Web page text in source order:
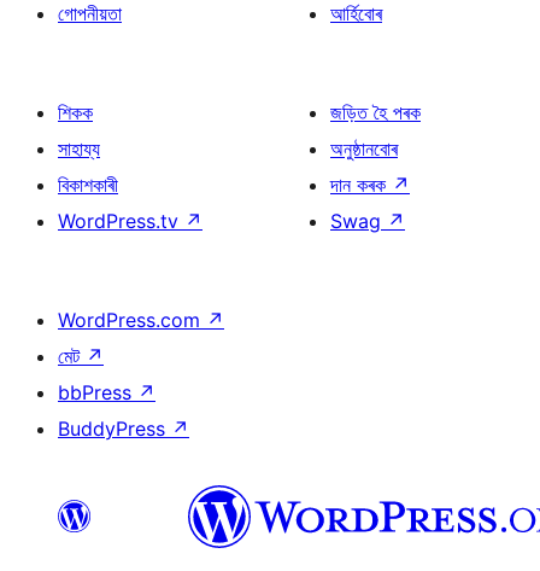
গোপনীয়তা
আৰ্হিবোৰ
শিকক
সাহায্য
বিকাশকাৰী
WordPress.tv ↗
জড়িত হৈ পৰক
অনুষ্ঠানবোৰ
দান কৰক ↗
Swag ↗
WordPress.com ↗
মেট ↗
bbPress ↗
BuddyPress ↗